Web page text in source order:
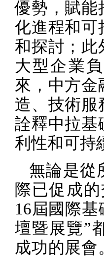
優勢，賦能
化進程和可
和探討；此
大型企業
來，中方金
造、技術服
詮釋中拉基
利性和可持
無論是從
際已促成
16屆國際
壇暨展覽”
成功的展